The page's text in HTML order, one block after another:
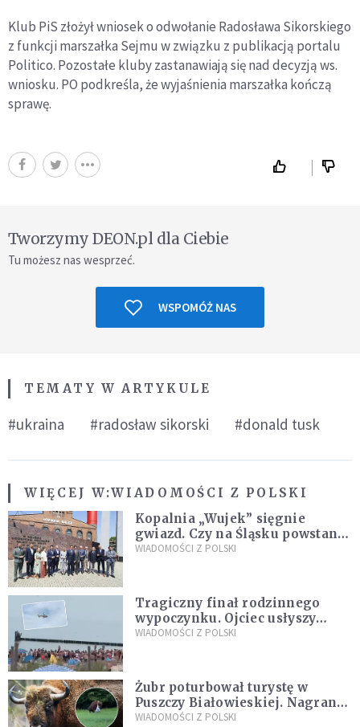
Klub PiS złożył wniosek o odwołanie Radosława Sikorskiego
z funkcji marszałka Sejmu w związku z publikacją portalu
Politico. Pozostałe kluby zastanawiają się nad decyzją ws.
wniosku. PO podkreśla, że wyjaśnienia marszałka kończą
sprawę.
Tworzymy DEON.pl dla Ciebie
Tu możesz nas wesprzeć.
WSPOMÓŻ NAS
TEMATY W ARTYKULE
#ukraina #radosław sikorski #donald tusk
WIĘCEJ W:WIADOMOŚCI Z POLSKI
Kopalnia „Wujek” sięgnie
gwiazd. Czy na Śląsku powstanie
„Dolina Krzemowa”?
WIADOMOŚCI Z POLSKI
Tragiczny finał rodzinnego
wypoczynku. Ojciec usłyszy
zarzuty
WIADOMOŚCI Z POLSKI
Żubr poturbował turystę w
Puszczy Białowieskiej. Nagranie
daje do myślenia
WIADOMOŚCI Z POLSKI